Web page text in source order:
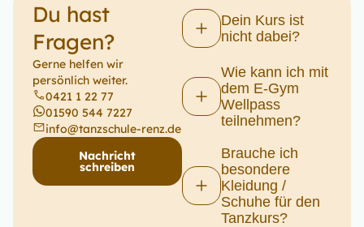
Du hast
Fragen?​
Gerne helfen wir
persönlich weiter.
0421 1 22 77
01590 544 7227
info@tanzschule-renz.de
Nachricht
schreiben
Dein Kurs ist
nicht dabei?
Wie kann ich mit
dem E-Gym
Wellpass
teilnehmen?
Brauche ich
besondere
Kleidung /
Schuhe für den
Tanzkurs?